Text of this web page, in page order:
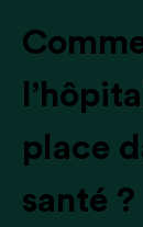
-
place
santé ?